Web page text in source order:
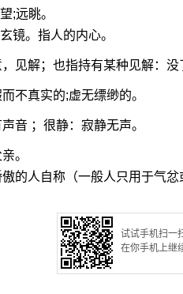
;远眺。
镜。指人的内心。
，见解；也指持有某种见解：
不真实的;虚无缥缈的。
音 ；很静：寂静无声。
。
的人自称（一般人只用于气忿
试试手机扫一
在你手机上继